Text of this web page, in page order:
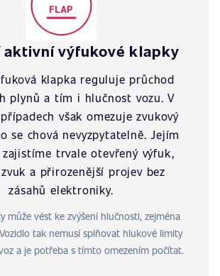
výfukové klapky
klapka reguluje průchod
plynů a tím i hlučnost vozu. V
však omezuje zvukový
se chová nevyzpytatelně. Jejím
trvale otevřený výfuk,
a přirozenější projev bez
zásahů elektroniky.
může vést ke zvýšení hlučnosti, zejména
tak nemusí splňovat hlukové limity
a je potřeba s tímto omezením počítat.